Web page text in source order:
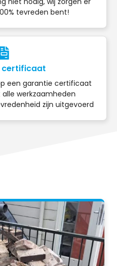
tevreden bent!
certificaat
een garantie certificaat
werkzaamheden
zijn uitgevoerd